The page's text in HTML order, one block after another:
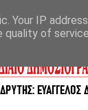
Your IP
of